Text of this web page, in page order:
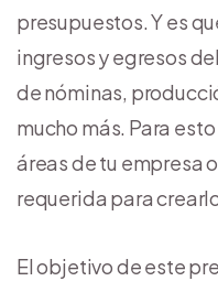
presupuestos. Y es
ingresos y egresos
de nóminas,
mucho más. Para
áreas de tu empresa
requerida para
El objetivo de este